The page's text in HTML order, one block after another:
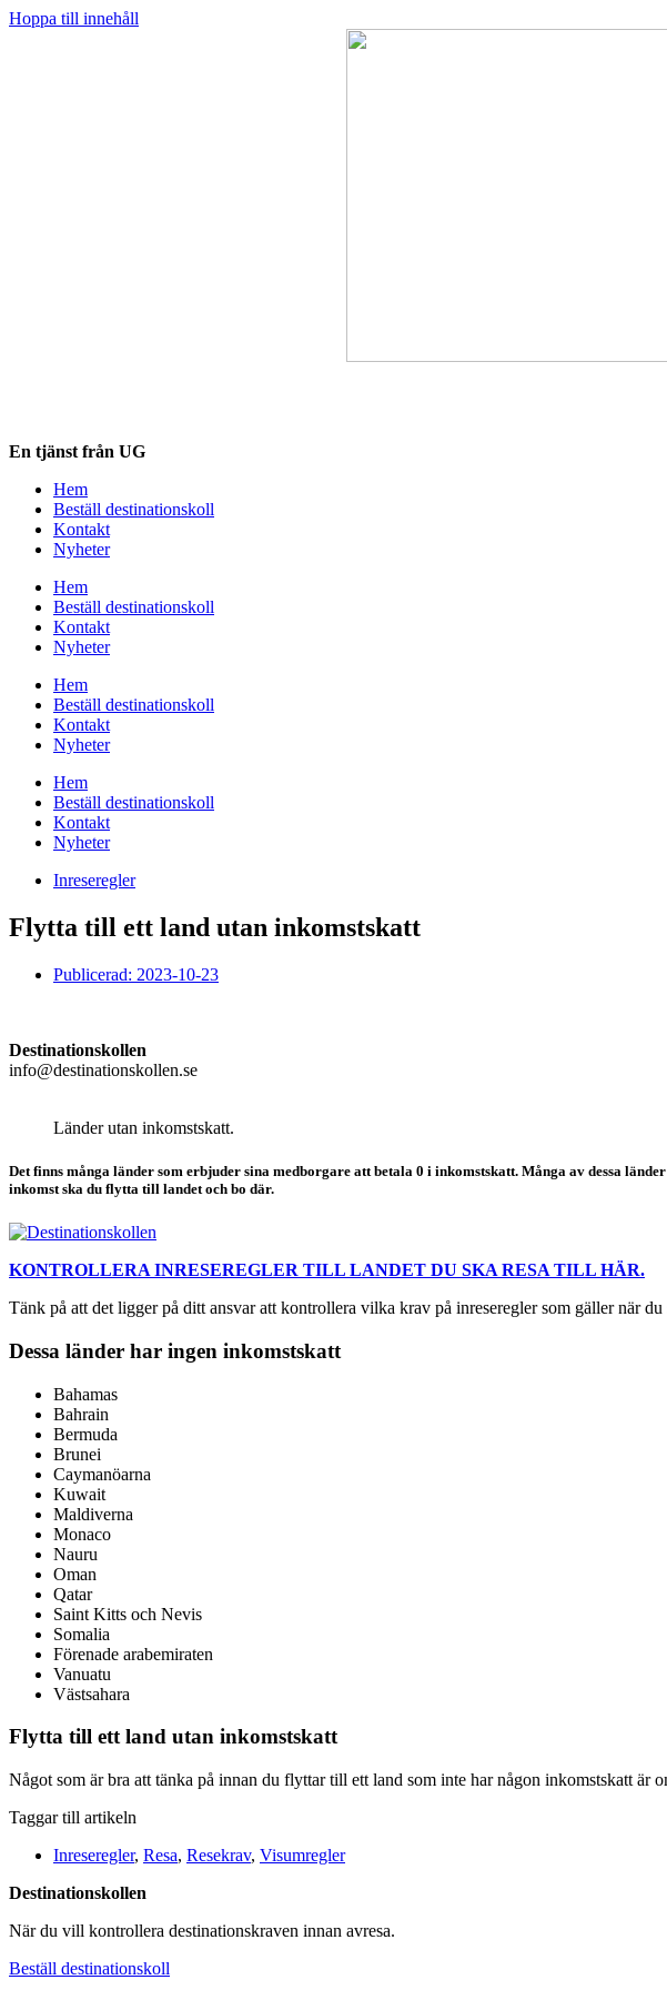
Hoppa till innehåll
En tjänst från UG
Hem
Beställ destinationskoll
Kontakt
Nyheter
Hem
Beställ destinationskoll
Kontakt
Nyheter
Hem
Beställ destinationskoll
Kontakt
Nyheter
Hem
Beställ destinationskoll
Kontakt
Nyheter
Inreseregler
Flytta till ett land utan inkomstskatt
Publicerad: 2023-10-23
Destinationskollen
info@destinationskollen.se
Länder utan inkomstskatt.
Det finns många länder som erbjuder sina medborgare att betala 0 i inkomstskatt. Många av dessa
inkomst ska du flytta till landet och bo där.
KONTROLLERA INRESEREGLER TILL LANDET DU SKA RESA TILL HÄR.
Tänk på att det ligger på ditt ansvar att kontrollera vilka krav på inreseregler som gäller när
Dessa länder har ingen inkomstskatt
Bahamas
Bahrain
Bermuda
Brunei
Caymanöarna
Kuwait
Maldiverna
Monaco
Nauru
Oman
Qatar
Saint Kitts och Nevis
Somalia
Förenade arabemiraten
Vanuatu
Västsahara
Flytta till ett land utan inkomstskatt
Något som är bra att tänka på innan du flyttar till ett land som inte har någon inkomstskatt
Taggar till artikeln
Inreseregler, Resa, Resekrav, Visumregler
Destinationskollen
När du vill kontrollera destinationskraven innan avresa.
Beställ destinationskoll